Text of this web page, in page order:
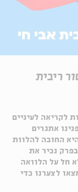
לקריאה לעיניים
אתגרים
החובה להלוות
נכיר את
חל על הלוואה
לצערנו כדי